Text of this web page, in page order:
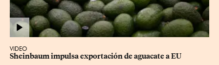
VIDEO
Sheinbaum impulsa exportación de aguacate a EU